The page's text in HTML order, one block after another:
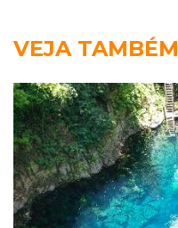
VEJA TAMBÉM